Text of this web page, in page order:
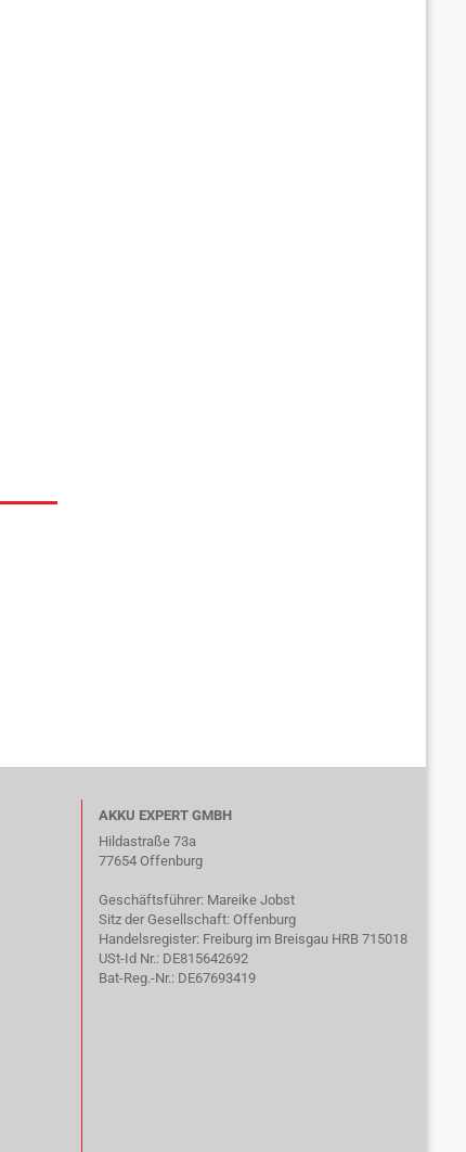
AKKU EXPERT GMBH
Hildastraße 73a
77654 Offenburg
Geschäftsführer: Mareike Jobst
Sitz der Gesellschaft: Offenburg
Handelsregister: Freiburg im Breisgau HRB 715018
USt-Id Nr.: DE815642692
Bat-Reg.-Nr.: DE67693419